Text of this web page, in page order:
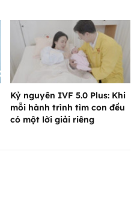
Kỷ nguyên IVF 5.0 Plus: Khi
mỗi hành trình tìm con đều
có một lời giải riêng